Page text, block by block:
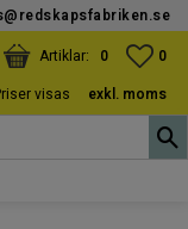
0
KUNDVAGN
ANTAL PRODUKTER:
0
visas
exkl. moms